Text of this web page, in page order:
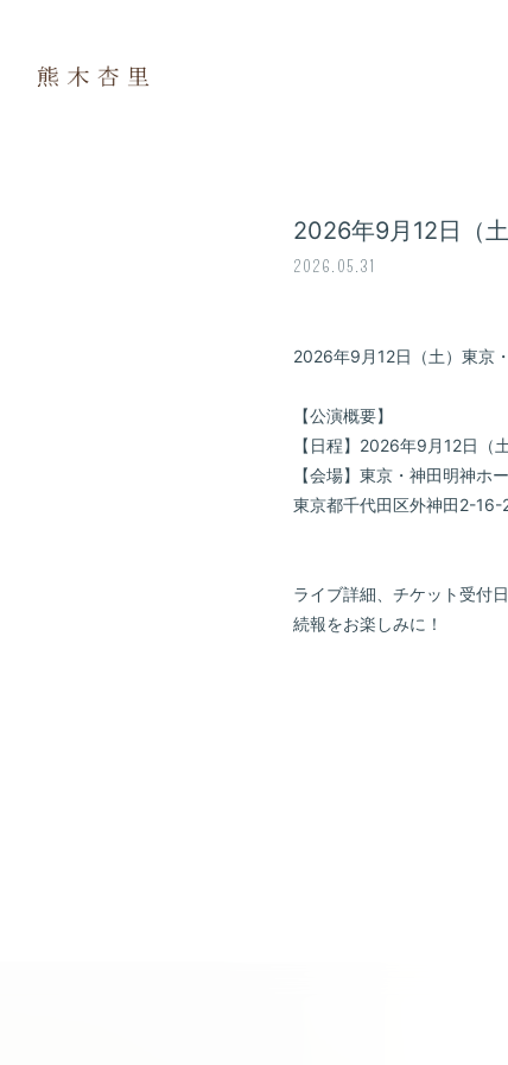
2026年9月12日（
2026.05.31
2026年9月12日（土）東京
【公演概要】
【日程】2026年9月12日（土
【会場】東京・神田明神ホ
東京都千代田区外神田2-16-
ライブ詳細、チケット受付
続報をお楽しみに！